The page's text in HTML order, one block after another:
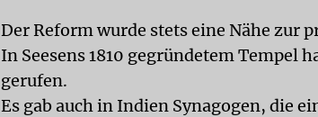
Der Reform wurde stets eine Nähe zur
In Seesens 1810 gegründetem Tempel
gerufen.
Es gab auch in Indien Synagogen, die